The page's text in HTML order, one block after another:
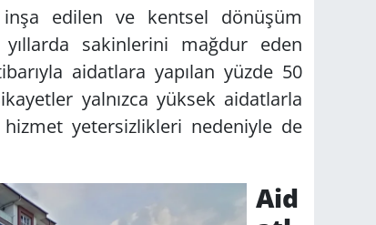
inşa edilen ve kentsel dönüşüm
sakinlerini mağdur eden
aidatlara yapılan yüzde 50
yalnızca yüksek aidatlarla
hizmet yetersizlikleri nedeniyle de
Aid